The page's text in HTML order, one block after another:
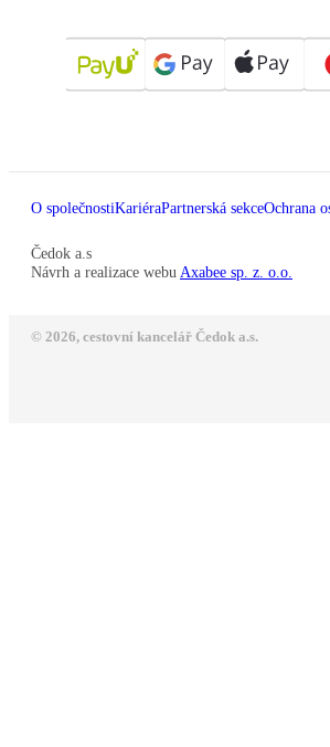
O společnostiKariéraPartnerská sekceOchrana
Čedok a.s
Návrh a realizace webu Axabee sp. z. o.o.
© 2026, cestovní kancelář Čedok a.s.